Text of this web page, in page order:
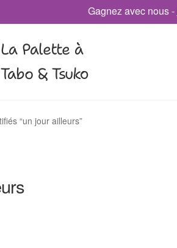
Gagnez avec nous -
La Palette à
Tabo & Tsuko
“un jour ailleurs”